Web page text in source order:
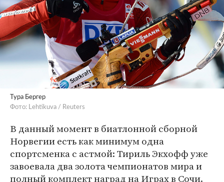
Тура Бергер
Фото: Lehtikuva / Reuters
В данный момент в биатлонной сборной
Норвегии есть как минимум одна
спортсменка с астмой: Тириль Экхофф уже
завоевала два золота чемпионатов мира и
полный комплект наград на Играх в Сочи.